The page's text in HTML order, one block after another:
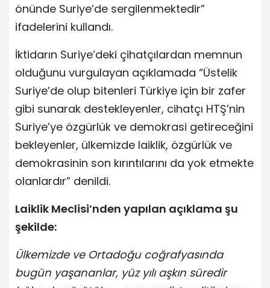
önünde Suriye’de sergilenmektedir”
ifadelerini kullandı.
İktidarın Suriye’deki çihatçılardan memnun
olduğunu vurgulayan açıklamada “Üstelik
Suriye’de olup bitenleri Türkiye için bir zafer
gibi sunarak destekleyenler, cihatçı HTŞ’nin
Suriye’ye özgürlük ve demokrasi getireceğini
bekleyenler, ülkemizde laiklik, özgürlük ve
demokrasinin son kırıntılarını da yok etmekte
olanlardır” denildi.
Laiklik Meclisi’nden yapılan açıklama şu
şekilde:
Ülkemizde ve Ortadoğu coğrafyasında
bugün yaşananlar, yüz yılı aşkın süredir